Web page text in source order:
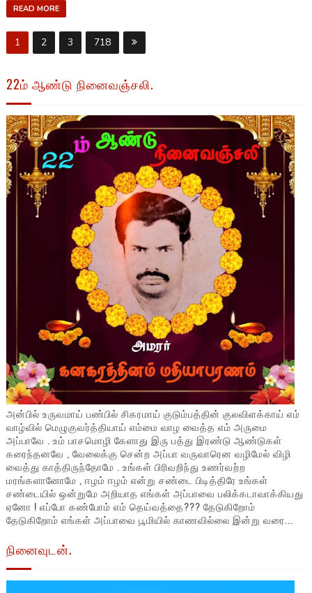
READ MORE
1 2 3 718
22ம் ஆண்டு நினைவஞ்சலி.
அன்பில் உருவமாய் பண்பில் சிகரமாய் குடும்பத்தின் குலவிளக்காய் எம்
வாழ்வில் மெழுகுவர்த்தியாய் எம்மை வாழ வைத்த எம் அருமை
அப்பாவே . உம் பாசமொழி கேளாது இரு பத்து இரண்டு ஆண்டுகள்
கரைந்தனவே , வேலைக்கு சென்ற அப்பா வருவாரென வழிமேல் விழி
வைத்து காத்திருந்தோமே . உங்கள் பிரிவறிந்து உணர்வற்ற
மரங்களானோமே , ஈழம் ஈழம் என்று சண்டை பிடித்திரே உங்கள்
சண்டையில் ஒன்றுமே அறியாத எங்கள் அப்பாவை பலிக்கடாவாக்கியது
ஏனோ ! எப்போ கண்போம் எம் தெய்வத்தை??? தேடுகிறோம்
தேடுகிறோம் எங்கள் அப்பாவை பூமியில் காணவில்லை இன்று வரை...
நினைவுடன்.